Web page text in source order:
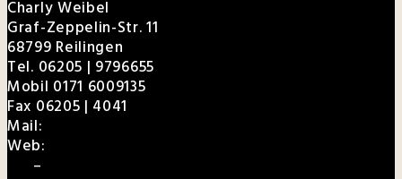
Charly Weibel
Graf-Zeppelin-Str. 11
68799 Reilingen
Tel. 06205 | 9796655
Mobil 0171 6009135
Fax 06205 | 4041
Mail:
Web:
–